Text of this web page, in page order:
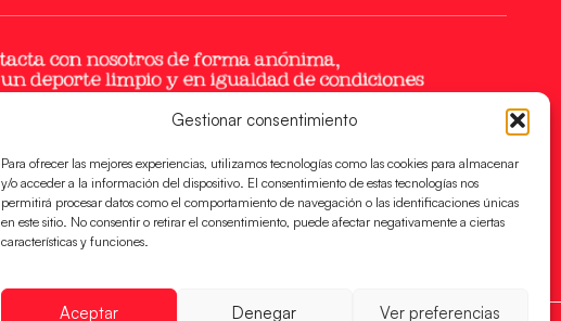
Gestionar consentimiento
Para ofrecer las mejores experiencias, utilizamos tecnologías como las cookies para almacenar
y/o acceder a la información del dispositivo. El consentimiento de estas tecnologías nos
permitirá procesar datos como el comportamiento de navegación o las identificaciones únicas
en este sitio. No consentir o retirar el consentimiento, puede afectar negativamente a ciertas
características y funciones.
Aceptar Denegar Ver preferencias